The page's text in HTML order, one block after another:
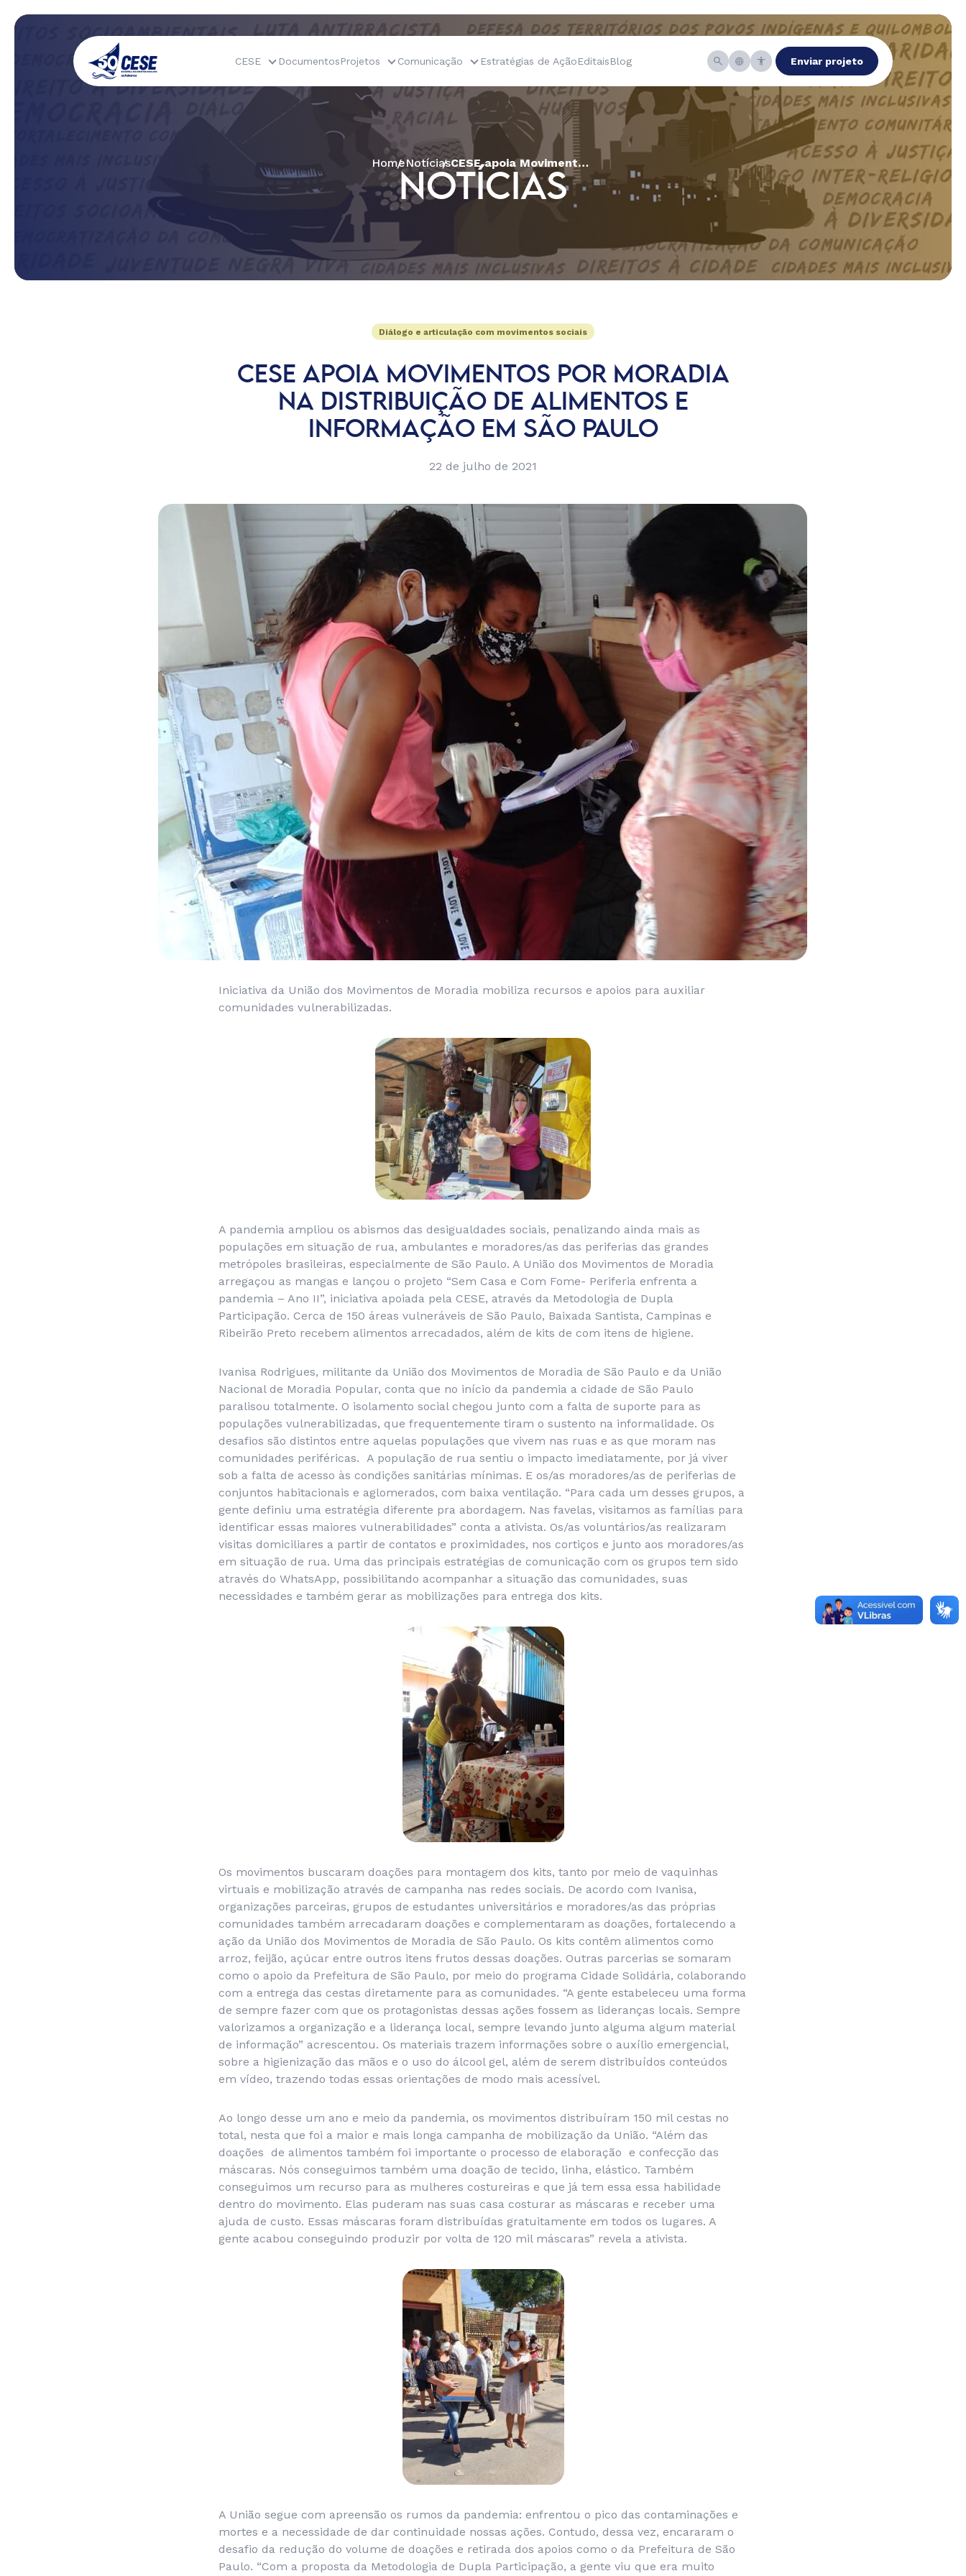
CESE DocumentosProjetos Comunicação Estratégias de AçãoEditaisBlog Enviar projeto
HomeNotícias CESE apoia Movimentos por Moradia na distribuição de alimentos e informação em São Paulo
NOTÍCIAS
Diálogo e articulação com movimentos sociais
CESE APOIA MOVIMENTOS POR MORADIA
NA DISTRIBUIÇÃO DE ALIMENTOS E
INFORMAÇÃO EM SÃO PAULO
22 de julho de 2021
Iniciativa da União dos Movimentos de Moradia mobiliza recursos e apoios para auxiliar
comunidades vulnerabilizadas.
A pandemia ampliou os abismos das desigualdades sociais, penalizando ainda mais as
populações em situação de rua, ambulantes e moradores/as das periferias das grandes
metrópoles brasileiras, especialmente de São Paulo. A União dos Movimentos de Moradia
arregaçou as mangas e lançou o projeto “Sem Casa e Com Fome- Periferia enfrenta a
pandemia – Ano II”, iniciativa apoiada pela CESE, através da Metodologia de Dupla
Participação. Cerca de 150 áreas vulneráveis de São Paulo, Baixada Santista, Campinas e
Ribeirão Preto recebem alimentos arrecadados, além de kits de com itens de higiene.
Ivanisa Rodrigues, militante da União dos Movimentos de Moradia de São Paulo e da União
Nacional de Moradia Popular, conta que no início da pandemia a cidade de São Paulo
paralisou totalmente. O isolamento social chegou junto com a falta de suporte para as
populações vulnerabilizadas, que frequentemente tiram o sustento na informalidade. Os
desafios são distintos entre aquelas populações que vivem nas ruas e as que moram nas
comunidades periféricas. A população de rua sentiu o impacto imediatamente, por já viver
sob a falta de acesso às condições sanitárias mínimas. E os/as moradores/as de periferias de
conjuntos habitacionais e aglomerados, com baixa ventilação. “Para cada um desses grupos, a
gente definiu uma estratégia diferente pra abordagem. Nas favelas, visitamos as famílias para
identificar essas maiores vulnerabilidades” conta a ativista. Os/as voluntários/as realizaram
visitas domiciliares a partir de contatos e proximidades, nos cortiços e junto aos moradores/as
em situação de rua. Uma das principais estratégias de comunicação com os grupos tem sido
através do WhatsApp, possibilitando acompanhar a situação das comunidades, suas
necessidades e também gerar as mobilizações para entrega dos kits.
Os movimentos buscaram doações para montagem dos kits, tanto por meio de vaquinhas
virtuais e mobilização através de campanha nas redes sociais. De acordo com Ivanisa,
organizações parceiras, grupos de estudantes universitários e moradores/as das próprias
comunidades também arrecadaram doações e complementaram as doações, fortalecendo a
ação da União dos Movimentos de Moradia de São Paulo. Os kits contêm alimentos como
arroz, feijão, açúcar entre outros itens frutos dessas doações. Outras parcerias se somaram
como o apoio da Prefeitura de São Paulo, por meio do programa Cidade Solidária, colaborando
com a entrega das cestas diretamente para as comunidades. “A gente estabeleceu uma forma
de sempre fazer com que os protagonistas dessas ações fossem as lideranças locais. Sempre
valorizamos a organização e a liderança local, sempre levando junto alguma algum material
de informação” acrescentou. Os materiais trazem informações sobre o auxílio emergencial,
sobre a higienização das mãos e o uso do álcool gel, além de serem distribuídos conteúdos
em vídeo, trazendo todas essas orientações de modo mais acessível.
Ao longo desse um ano e meio da pandemia, os movimentos distribuíram 150 mil cestas no
total, nesta que foi a maior e mais longa campanha de mobilização da União. “Além das
doações de alimentos também foi importante o processo de elaboração e confecção das
máscaras. Nós conseguimos também uma doação de tecido, linha, elástico. Também
conseguimos um recurso para as mulheres costureiras e que já tem essa essa habilidade
dentro do movimento. Elas puderam nas suas casa costurar as máscaras e receber uma
ajuda de custo. Essas máscaras foram distribuídas gratuitamente em todos os lugares. A
gente acabou conseguindo produzir por volta de 120 mil máscaras” revela a ativista.
A União segue com apreensão os rumos da pandemia: enfrentou o pico das contaminações e
mortes e a necessidade de dar continuidade nossas ações. Contudo, dessa vez, encararam o
desafio da redução do volume de doações e retirada dos apoios como o da Prefeitura de São
Paulo. “Com a proposta da Metodologia de Dupla Participação, a gente viu que era muito